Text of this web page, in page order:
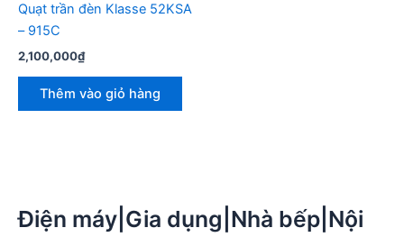
Quạt trần đèn Klasse 52KSA
– 915C
2,100,000₫
Thêm vào giỏ hàng
Điện máy|Gia dụng|Nhà bếp|Nội